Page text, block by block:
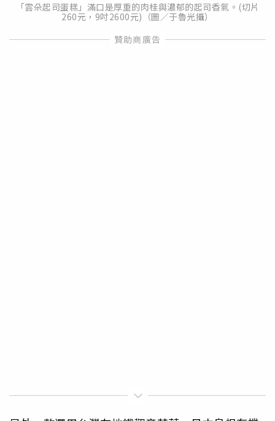
「雲朵起司蛋糕」滿口是厚重的肉桂與濃郁的起司香氣。(切片
260元，9吋2600元)（圖／于魯光攝）